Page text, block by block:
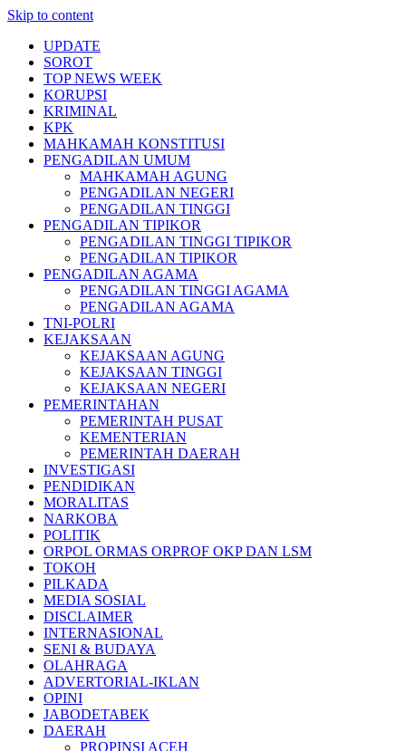
Skip to content
UPDATE
SOROT
TOP NEWS WEEK
KORUPSI
KRIMINAL
KPK
MAHKAMAH KONSTITUSI
PENGADILAN UMUM
MAHKAMAH AGUNG
PENGADILAN NEGERI
PENGADILAN TINGGI
PENGADILAN TIPIKOR
PENGADILAN TINGGI TIPIKOR
PENGADILAN TIPIKOR
PENGADILAN AGAMA
PENGADILAN TINGGI AGAMA
PENGADILAN AGAMA
TNI-POLRI
KEJAKSAAN
KEJAKSAAN AGUNG
KEJAKSAAN TINGGI
KEJAKSAAN NEGERI
PEMERINTAHAN
PEMERINTAH PUSAT
KEMENTERIAN
PEMERINTAH DAERAH
INVESTIGASI
PENDIDIKAN
MORALITAS
NARKOBA
POLITIK
ORPOL ORMAS ORPROF OKP DAN LSM
TOKOH
PILKADA
MEDIA SOSIAL
DISCLAIMER
INTERNASIONAL
SENI & BUDAYA
OLAHRAGA
ADVERTORIAL-IKLAN
OPINI
JABODETABEK
DAERAH
PROPINSI ACEH